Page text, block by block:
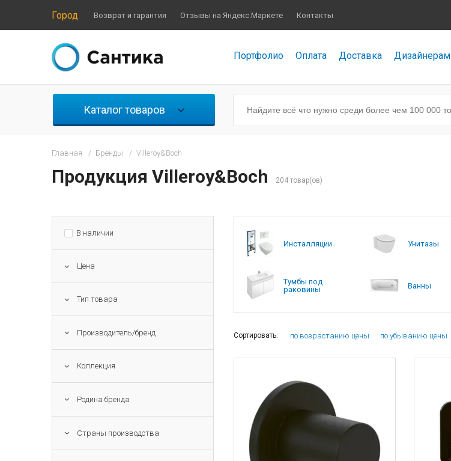
Город Возврат и гарантия Отзывы на Яндекс.Маркете Контакты
Портфолио Оплата Доставка Дизайнерам
Каталог товаров
Главная / Бренды / Villeroy&Boch
Продукция Villeroy&Boch 204 товар(ов)
В наличии
Цена
Тип товара
Производитель/бренд
Коллекция
Родина бренда
Страны производства
Инсталляции Унитазы
Тумбы под
раковины
Ванны
Сортировать: по возрастанию цены по убыванию цены